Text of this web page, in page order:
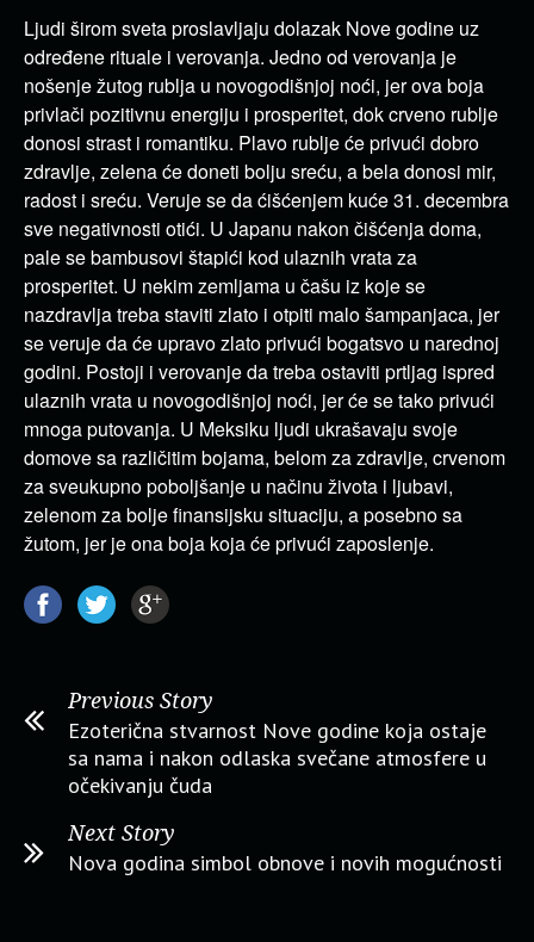
Ljudi širom sveta proslavljaju dolazak Nove godine uz
određene rituale i verovanja. Jedno od verovanja je
nošenje žutog rublja u novogodišnjoj noći, jer ova boja
privlači pozitivnu energiju i prosperitet, dok crveno rublje
donosi strast i romantiku. Plavo rublje će privući dobro
zdravlje, zelena će doneti bolju sreću, a bela donosi mir,
radost i sreću. Veruje se da ćišćenjem kuće 31. decembra
sve negativnosti otići. U Japanu nakon čišćenja doma,
pale se bambusovi štapići kod ulaznih vrata za
prosperitet. U nekim zemljama u čašu iz koje se
nazdravlja treba staviti zlato i otpiti malo šampanjaca, jer
se veruje da će upravo zlato privući bogatsvo u narednoj
godini. Postoji i verovanje da treba ostaviti prtljag ispred
ulaznih vrata u novogodišnjoj noći, jer će se tako privući
mnoga putovanja. U Meksiku ljudi ukrašavaju svoje
domove sa različitim bojama, belom za zdravlje, crvenom
za sveukupno poboljšanje u načinu života i ljubavi,
zelenom za bolje finansijsku situaciju, a posebno sa
žutom, jer je ona boja koja će privući zaposlenje.
Previous Story
Ezoterična stvarnost Nove godine koja ostaje
sa nama i nakon odlaska svečane atmosfere u
očekivanju čuda
Next Story
Nova godina simbol obnove i novih mogućnosti